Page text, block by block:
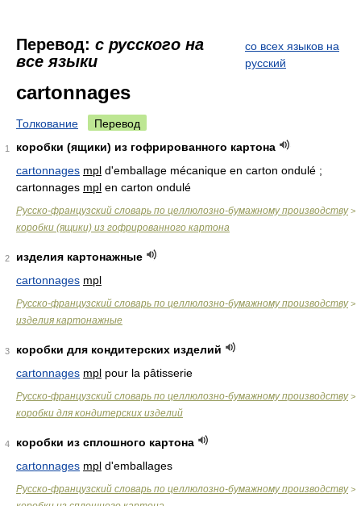
Перевод: с русского на
все языки
со всех языков на
русский
cartonnages
Толкование Перевод
1
коробки (ящики) из гофрированного картона
cartonnages mpl d'emballage mécanique en carton ondulé ;
cartonnages mpl en carton ondulé
Русско-французский словарь по целлюлозно-бумажному производству>
коробки (ящики) из гофрированного картона
2
изделия картонажные
cartonnages mpl
Русско-французский словарь по целлюлозно-бумажному производству>
изделия картонажные
3
коробки для кондитерских изделий
cartonnages mpl pour la pâtisserie
Русско-французский словарь по целлюлозно-бумажному производству>
коробки для кондитерских изделий
4
коробки из сплошного картона
cartonnages mpl d'emballages
Русско-французский словарь по целлюлозно-бумажному производству>